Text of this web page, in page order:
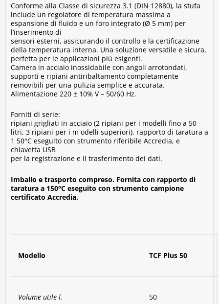
La ventilazione dellastufa a ventilazione forzata TFC
Plus, regolabile sutre livelli(High, Medium, Low),
garantisce un perfetto ricambio dell’aria e l’omogeneità
della temperatura in tutti i punti della camera. Lestufe
TFCsono dotate anche di un sistema di allarmi visivi e
acustici, che si possono anche facilmente disinstallare,
e una porta USB per l'archiviazione e lo scarico dei dati.
Inoltre, il lorotimer digitale programmabileconsente
cicli fino a 99 ore e 59 minuti, con opzioni di
interruttore porta*
campioni e la funzione “temperatura sicura”limita
automaticamente la temperatura massima per
proteggere i campioni in ogni fase del ciclo.
Conforme alla Classe di sicurezza 3.1 (DIN 12880), la stufa
include un regolatore di temperatura massima a
espansione di fluido e un foro integrato (Ø 5 mm) per
l’inserimento di
sensori esterni, assicurando il controllo e la certificazione
della temperatura interna. Una soluzione versatile e sicura,
perfetta per le applicazioni più esigenti.
Camera in acciaio inossidabile con angoli arrotondati,
supporti e ripiani antiribaltamento completamente
removibili per una pulizia semplice e accurata.
Alimentazione 220 ± 10% V – 50/60 Hz.
Forniti di serie:
ripiani grigliati in acciaio (2 ripiani per i modelli fino a 50
litri, 3 ripiani per i m odelli superiori), rapporto di taratura a
1 50°C eseguito con strumento riferibile Accredia, e
chiavetta USB
per la registrazione e il trasferimento dei dati.
Imballo e trasporto compreso. Fornita con rapporto di
taratura a 150°C eseguito con strumento campione
certificato Accredia.
Modello TCF Plus 50
Volume utile l. 50